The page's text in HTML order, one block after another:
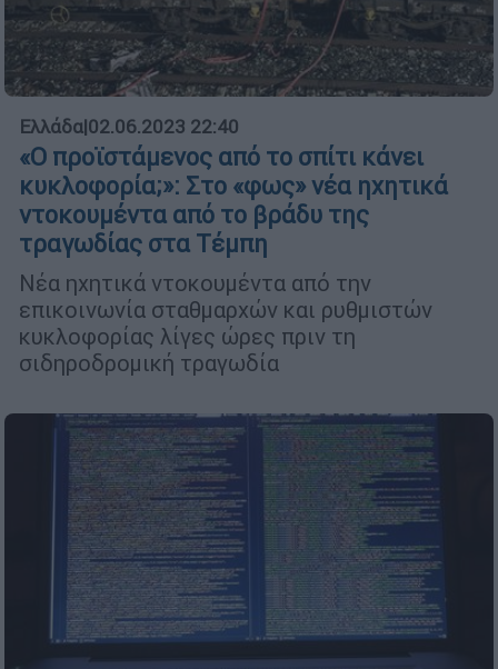
Ελλάδα|02.06.2023 22:40
«Ο προϊστάμενος από το σπίτι κάνει
κυκλοφορία;»: Στο «φως» νέα ηχητικά
ντοκουμέντα από το βράδυ της
τραγωδίας στα Τέμπη
Νέα ηχητικά ντοκουμέντα από την
επικοινωνία σταθμαρχών και ρυθμιστών
κυκλοφορίας λίγες ώρες πριν τη
σιδηροδρομική τραγωδία